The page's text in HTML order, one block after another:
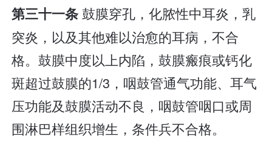
第三十一条鼓膜穿孔，化脓性中耳炎，乳
突炎，以及其他难以治愈的耳病，不合
格。鼓膜中度以上内陷，鼓膜瘢痕或钙化
斑超过鼓膜的1/3，咽鼓管通气功能、耳气
压功能及鼓膜活动不良，咽鼓管咽口或周
围淋巴样组织增生，条件兵不合格。